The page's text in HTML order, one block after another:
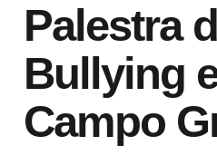
Palestra
Bullying
Campo